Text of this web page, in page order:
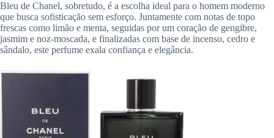
Bleu de Chanel, sobretudo, é a escolha ideal para o homem moderno
que busca sofisticação sem esforço. Juntamente com notas de topo
frescas como limão e menta, seguidas por um coração de gengibre,
jasmim e noz-moscada, e finalizadas com base de incenso, cedro e
sândalo, este perfume exala confiança e elegância.